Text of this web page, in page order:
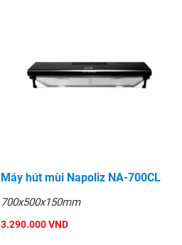
Máy hút mùi Napoliz NA-700CL
700x500x150mm
3.290.000 VND